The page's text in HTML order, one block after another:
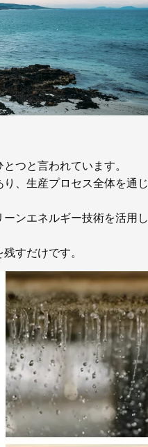
つと言われています。
、生産プロセス全体を通
ンエネルギー技術を活用し
すだけです。